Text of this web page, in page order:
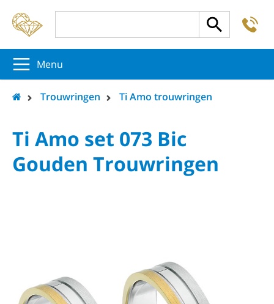
Menu
Trouwringen Ti Amo trouwringen
Ti Amo set 073 Bic
Gouden Trouwringen